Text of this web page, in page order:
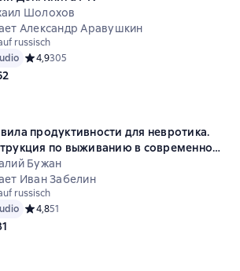
Шолохов
Александр Аравушкин
russisch
Средний рейтинг 4,9 на основе 305 оценок
4,9305
продуктивности для невротика.
по выживанию в современном
для тревожных, прокрастинаторов и
кто просто устал и запутался
Бужан
Иван Забелин
russisch
Средний рейтинг 4,8 на основе 51 оценок
4,851